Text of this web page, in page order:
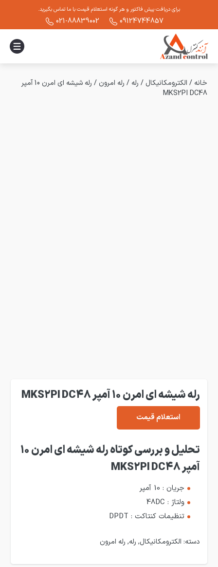
برای دریافت پیش فاکتور و هر گونه استعلام قیمت با ما تماس بگیرید.
09124744857
021-88839002
خانه / الکترومکانیکال / رله / رله امرون /
رله شیشه ای امرن 10 آمپر
MKS2PI DC48
رله شیشه ای امرن 10 آمپر MKS2PI DC48
استعلام قیمت
تحلیل و بررسی کوتاه رله شیشه ای امرن 10
آمپر MKS2PI DC48
جریان : 10 آمپر
ولتاژ : 48DC
تنظیمات کنتاکت : DPDT
دسته: الکترومکانیکال, رله, رله امرون